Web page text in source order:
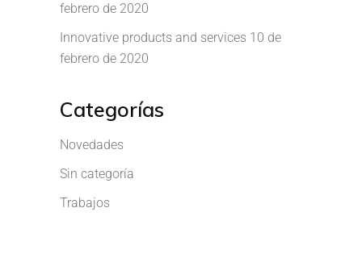
febrero de 2020
Innovative products and services 10 de
febrero de 2020
Categorías
Novedades
Sin categoría
Trabajos